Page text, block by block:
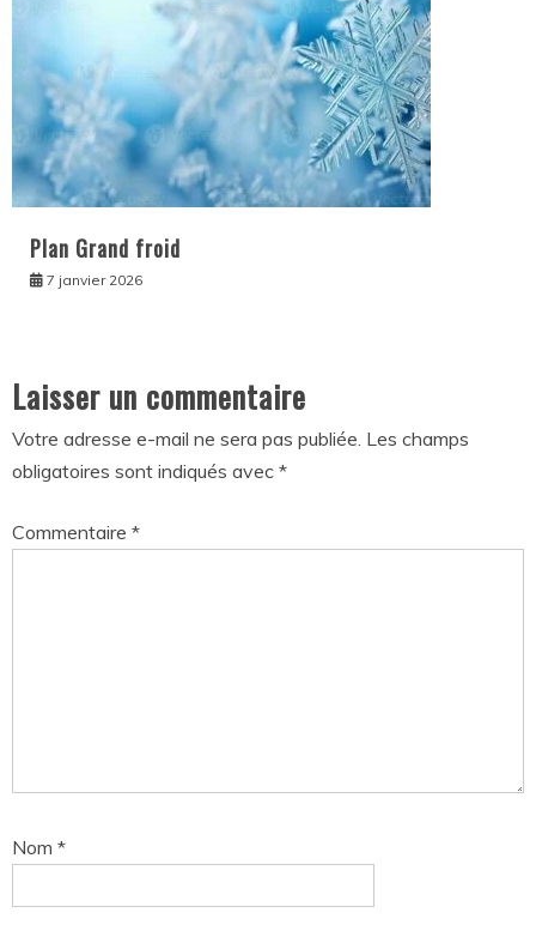
Plan Grand froid
7 janvier 2026
Laisser un commentaire
Votre adresse e-mail ne sera pas publiée. Les champs
obligatoires sont indiqués avec *
Commentaire *
Nom *